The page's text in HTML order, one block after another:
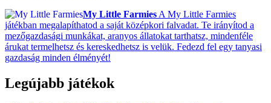
My Little Farmies A My Little Farmies
játékban megalapíthatod a saját középkori falvadat. Te irányítod a
mezőgazdasági munkákat, aranyos állatokat tarthatsz, mindenféle
árukat termelhetsz és kereskedhetsz is velük. Fedezd fel egy tanyasi
gazdaság minden élményét!
Legújabb játékok